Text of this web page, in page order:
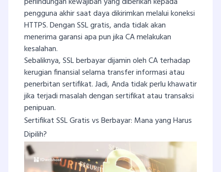
pengguna akhir saat daya dikirimkan melalui koneksi
HTTPS. Dengan SSL gratis, anda tidak akan
menerima garansi apa pun jika CA melakukan
kesalahan.
Sebaliknya, SSL berbayar dijamin oleh CA terhadap
kerugian finansial selama transfer informasi atau
penerbitan sertifikat. Jadi, Anda tidak perlu khawatir
jika terjadi masalah dengan sertifikat atau transaksi
penipuan.
Sertifikat SSL Gratis vs Berbayar: Mana yang Harus
Dipilih?